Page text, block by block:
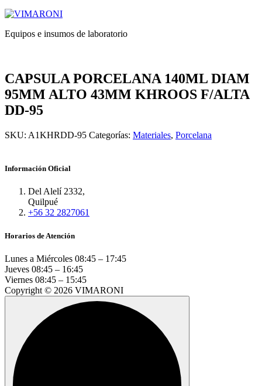
Equipos e insumos de laboratorio
CAPSULA PORCELANA 140ML DIAM
95MM ALTO 43MM KHROOS F/ALTA
DD-95
SKU: A1KHRDD-95 Categorías: Materiales, Porcelana
Información Oficial
Del Alelí 2332,
Quilpué
+56 32 2827061
Horarios de Atención
Lunes a Miércoles 08:45 – 17:45
Jueves 08:45 – 16:45
Viernes 08:45 – 15:45
Copyright © 2026 VIMARONI